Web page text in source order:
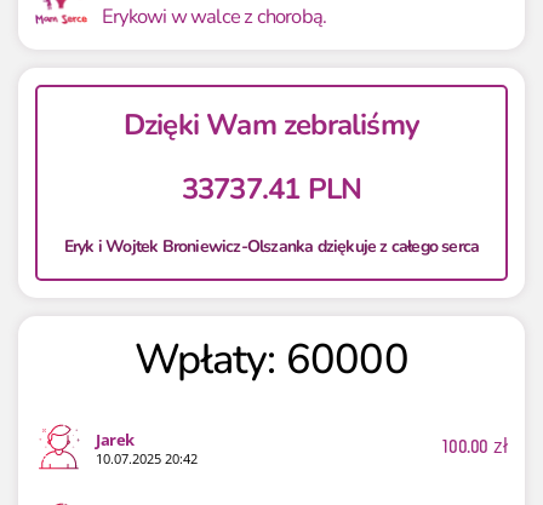
56.23% 56.23%
Erykowi w walce z chorobą.
Dzięki Wam zebraliśmy
33737.41 PLN
Eryk i Wojtek Broniewicz-Olszanka dziękuje z całego serca
Wpłaty: 60000
Jarek
10.07.2025 20:42 100.00 zł